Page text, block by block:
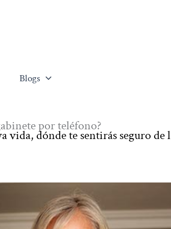
Blogs
por teléfono?
vida, dónde te sentirás seguro de